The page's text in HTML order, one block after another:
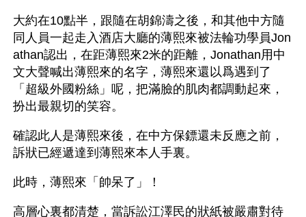
大約在10點半，跟隨在胡錦濤之後，和其他中方隨
同人員一起走入酒店大廳的薄熙來被法輪功學員Jon
athan認出，在距薄熙來2米的距離，Jonathan用中
文大聲喊出薄熙來的名字，薄熙來還以爲遇到了
「超級外國粉絲」呢，把滿臉的肌肉都調動起來，
扮出最親切的笑容。
確認此人是薄熙來後，在中方保鏢還未反應之前，
訴狀已經遞達到薄熙來本人手裏。
此時，薄熙來「帥呆了」！
高層心裏都清楚，當訴訟江澤民的狀紙被嚴肅對待